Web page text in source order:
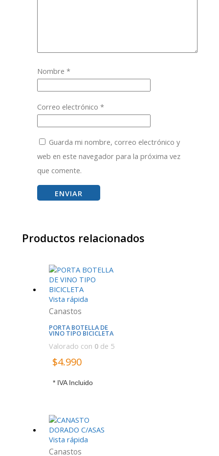
Nombre*
Correo electrónico*
Guarda mi nombre, correo electrónico y
web en este navegador para la próxima vez
que comente.
Productos relacionados
Vista rápida
Canastos
PORTA BOTELLA DE
VINO TIPO BICICLETA
Valorado con 0de 5
$4.990
* IVA Incluido
Vista rápida
Canastos